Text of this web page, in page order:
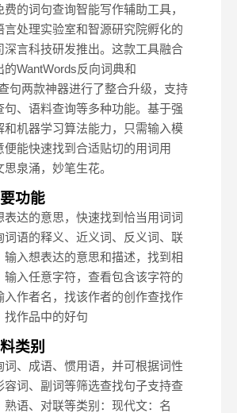
的词句查询智能写作辅助工具，
言处理实验室和智源研究院孵化的
深言科技研发推出。这款工具融合
WantWords反向词典和
句两款神器进行了整合升级，支持
句、语料查询等多种功能。基于强
和机器学习算法能力，只需输入模
能快速找到合适贴切的用词用
泉涌，妙笔生花。
功能
达的意思，快速找到恰当用词词
词语的释义、近义词、反义词、联
入想表达的意思和描述，找到相
输入任意字符，查看包含该字符的
入作者名，找该作者的创作查找作
找作品中的好句
类别
词、成语、惯用语，并可根据词性
容词、副词等筛选查找句子支持查
语、对联等类别：现代文：名